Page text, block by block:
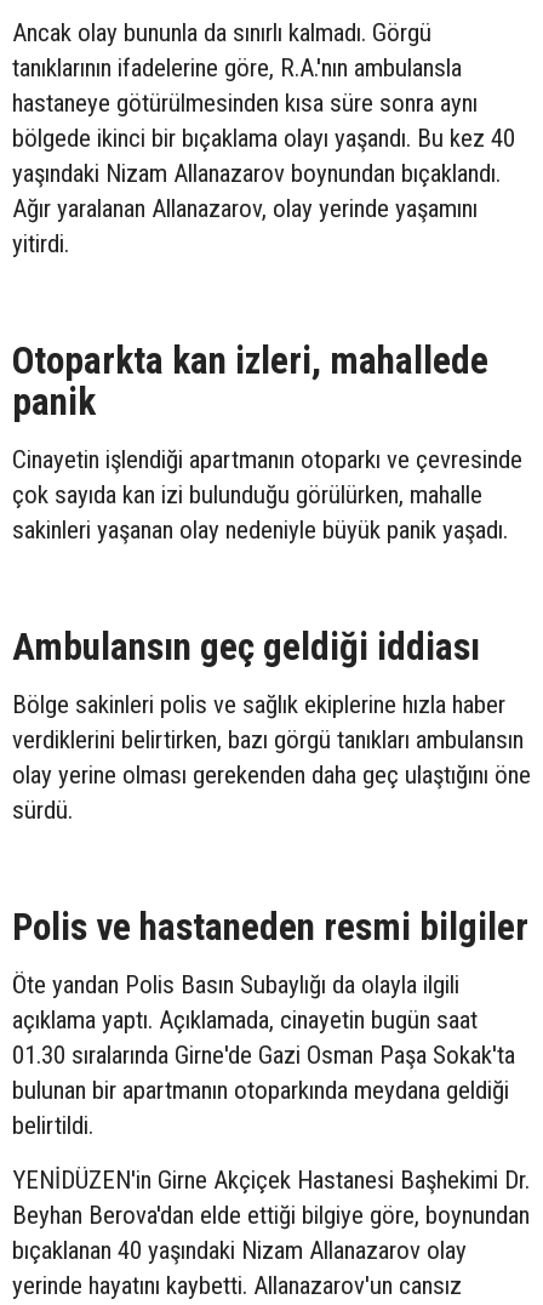
Ancak olay bununla da sınırlı kalmadı. Görgü
tanıklarının ifadelerine göre, R.A.'nın ambulansla
hastaneye götürülmesinden kısa süre sonra aynı
bölgede ikinci bir bıçaklama olayı yaşandı. Bu kez 40
yaşındaki Nizam Allanazarov boynundan bıçaklandı.
Ağır yaralanan Allanazarov, olay yerinde yaşamını
yitirdi.
Otoparkta kan izleri, mahallede
panik
Cinayetin işlendiği apartmanın otoparkı ve çevresinde
çok sayıda kan izi bulunduğu görülürken, mahalle
sakinleri yaşanan olay nedeniyle büyük panik yaşadı.
Ambulansın geç geldiği iddiası
Bölge sakinleri polis ve sağlık ekiplerine hızla haber
verdiklerini belirtirken, bazı görgü tanıkları ambulansın
olay yerine olması gerekenden daha geç ulaştığını öne
sürdü.
Polis ve hastaneden resmi bilgiler
Öte yandan Polis Basın Subaylığı da olayla ilgili
açıklama yaptı. Açıklamada, cinayetin bugün saat
01.30 sıralarında Girne'de Gazi Osman Paşa Sokak'ta
bulunan bir apartmanın otoparkında meydana geldiği
belirtildi.
YENİDÜZEN'in Girne Akçiçek Hastanesi Başhekimi Dr.
Beyhan Berova'dan elde ettiği bilgiye göre, boynundan
bıçaklanan 40 yaşındaki Nizam Allanazarov olay
yerinde hayatını kaybetti. Allanazarov'un cansız